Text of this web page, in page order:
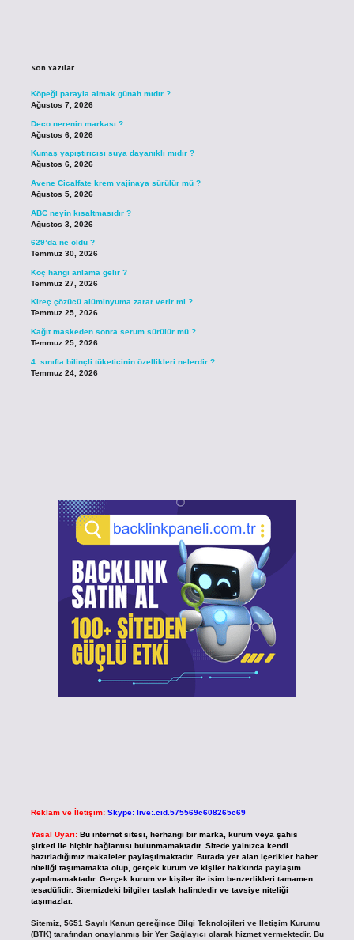
Son Yazılar
Köpeği parayla almak günah mıdır ?
Ağustos 7, 2026
Deco nerenin markası ?
Ağustos 6, 2026
Kumaş yapıştırıcısı suya dayanıklı mıdır ?
Ağustos 6, 2026
Avene Cicalfate krem vajinaya sürülür mü ?
Ağustos 5, 2026
ABC neyin kısaltmasıdır ?
Ağustos 3, 2026
629’da ne oldu ?
Temmuz 30, 2026
Koç hangi anlama gelir ?
Temmuz 27, 2026
Kireç çözücü alüminyuma zarar verir mi ?
Temmuz 25, 2026
Kağıt maskeden sonra serum sürülür mü ?
Temmuz 25, 2026
4. sınıfta bilinçli tüketicinin özellikleri nelerdir ?
Temmuz 24, 2026
Reklam ve İletişim: Skype: live:.cid.575569c608265c69
Yasal Uyarı: Bu internet sitesi, herhangi bir marka, kurum veya şahıs
şirketi ile hiçbir bağlantısı bulunmamaktadır. Sitede yalnızca kendi
hazırladığımız makaleler paylaşılmaktadır. Burada yer alan içerikler haber
niteliği taşımamakta olup, gerçek kurum ve kişiler hakkında paylaşım
yapılmamaktadır. Gerçek kurum ve kişiler ile isim benzerlikleri tamamen
tesadüfidir. Sitemizdeki bilgiler taslak halindedir ve tavsiye niteliği
taşımazlar.
Sitemiz, 5651 Sayılı Kanun gereğince Bilgi Teknolojileri ve İletişim Kurumu
(BTK) tarafından onaylanmış bir Yer Sağlayıcı olarak hizmet vermektedir. Bu